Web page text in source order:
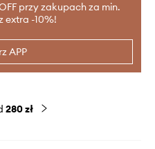
przy zakupach za min.
extra -10%!
APP
280 zł